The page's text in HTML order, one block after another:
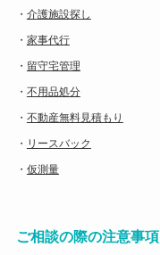
・ 介護施設探し
・ 家事代行
・ 留守宅管理
・ 不用品処分
・ 不動産無料見積もり
・ リースバック
・ 仮測量
ご相談の際の注意事項